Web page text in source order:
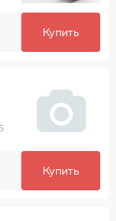
Купить
Купить